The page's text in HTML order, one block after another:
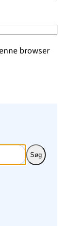
browser
Søg